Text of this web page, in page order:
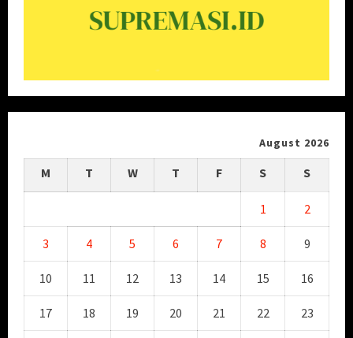
August 2026
M T W T F S S
1 2
3 4 5 6 7 8 9
10 11 12 13 14 15 16
17 18 19 20 21 22 23